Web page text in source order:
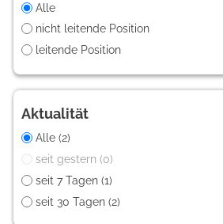
Alle
nicht leitende Position
leitende Position
Aktualität
Alle (2)
seit gestern (0)
seit 7 Tagen (1)
seit 30 Tagen (2)